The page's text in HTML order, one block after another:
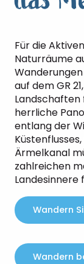
Für die
Naturräume
auf dem GR
Landschaften
herrliche
entlang der
Ärmelkanal
zahlreichen
Landesinnere
Wandern
Wandern